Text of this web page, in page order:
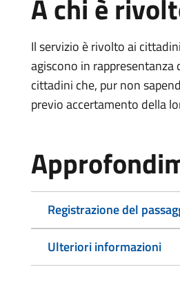
A chi è
Il servizio è rivolto ai
agiscono in
cittadini che, pur non
previo accertamento della
Registrazione del
Ulteriori informazioni